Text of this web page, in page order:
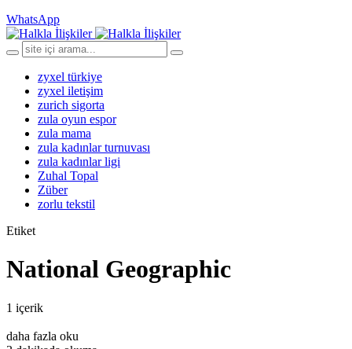
WhatsApp
zyxel türkiye
zyxel iletişim
zurich sigorta
zula oyun espor
zula mama
zula kadınlar turnuvası
zula kadınlar ligi
Zuhal Topal
Züber
zorlu tekstil
Etiket
National Geographic
1 içerik
daha fazla oku